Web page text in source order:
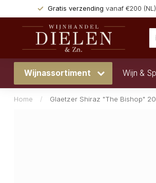
Gratis verzending vanaf €200 (NL)
Wijnassortiment Wijn &
Home / Glaetzer Shiraz "The Bishop"